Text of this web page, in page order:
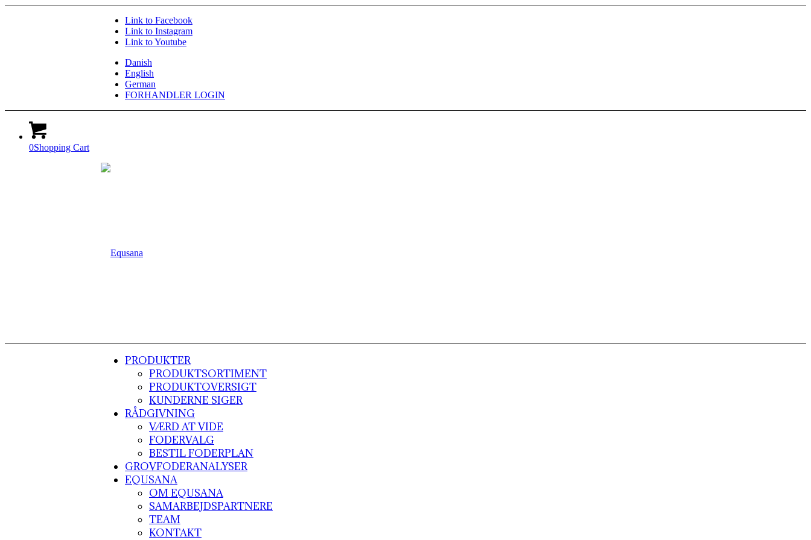
Link to Facebook
Link to Instagram
Link to Youtube
Danish
English
German
FORHANDLER LOGIN
0Shopping Cart
PRODUKTER
PRODUKTSORTIMENT
PRODUKTOVERSIGT
KUNDERNE SIGER
RÅDGIVNING
VÆRD AT VIDE
FODERVALG
BESTIL FODERPLAN
GROVFODERANALYSER
EQUSANA
OM EQUSANA
SAMARBEJDSPARTNERE
TEAM
KONTAKT